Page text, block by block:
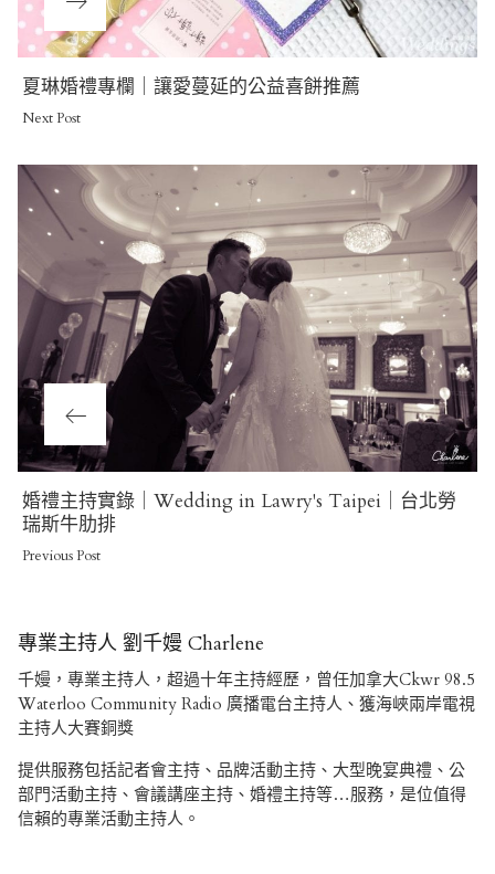
Next
Post
夏琳婚禮專欄｜讓愛蔓延的公益喜餅推薦
Next Post
Previous
Post
婚禮主持實錄｜Wedding in Lawry's Taipei｜台北勞
瑞斯牛肋排
Previous Post
專業主持人 劉千嫚 Charlene
千嫚，專業主持人，超過十年主持經歷，曾任加拿大Ckwr 98.5
Waterloo Community Radio 廣播電台主持人、獲海峽兩岸電視
主持人大賽銅獎
提供服務包括記者會主持、品牌活動主持、大型晚宴典禮、公
部門活動主持、會議講座主持、婚禮主持等…服務，是位值得
信賴的專業活動主持人。